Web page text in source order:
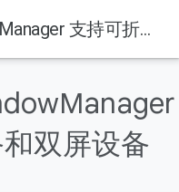
借助 Jetpack WindowManager 支持可折叠设备和双屏设备
双屏设备